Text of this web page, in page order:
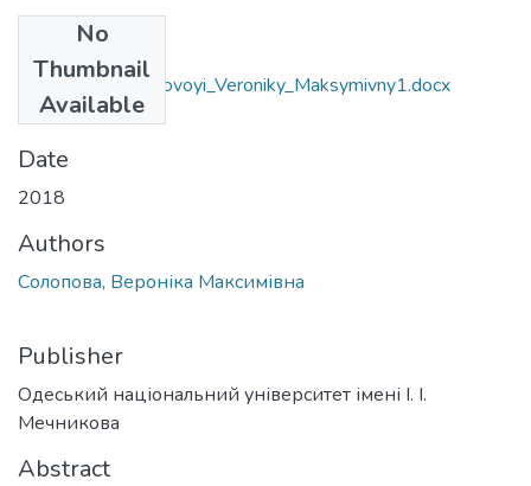
No
Thumbnail
Available
6.020303_Solopovoyi_Veroniky_Maksymivny1.docx
(613.04 KB)
Date
2018
Authors
Солопова, Вероніка Максимівна
Publisher
Одеський національний університет імені І. І.
Мечникова
Abstract